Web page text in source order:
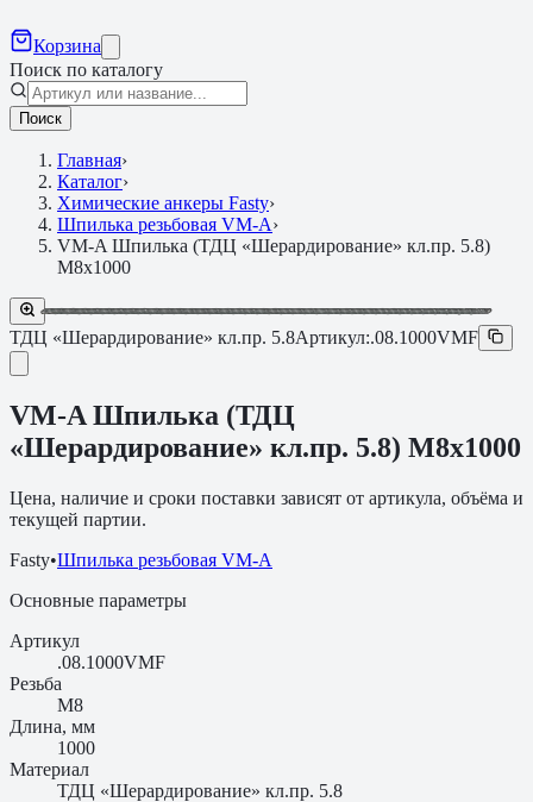
Корзина
Поиск по каталогу
Поиск
Главная›
Каталог›
Химические анкеры Fasty›
Шпилька резьбовая VM-A›
VM-A Шпилька (ТДЦ «Шерардирование» кл.пр. 5.8)
M8х1000
ТДЦ «Шерардирование» кл.пр. 5.8Артикул:.08.1000VMF
VM-A Шпилька (ТДЦ
«Шерардирование» кл.пр. 5.8) M8х1000
Цена, наличие и сроки поставки зависят от артикула, объёма и
текущей партии.
Fasty•Шпилька резьбовая VM-A
Основные параметры
Артикул
.08.1000VMF
Резьба
M8
Длина, мм
1000
Материал
ТДЦ «Шерардирование» кл.пр. 5.8